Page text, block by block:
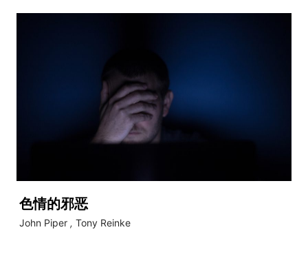
色情的邪恶
John Piper , Tony Reinke